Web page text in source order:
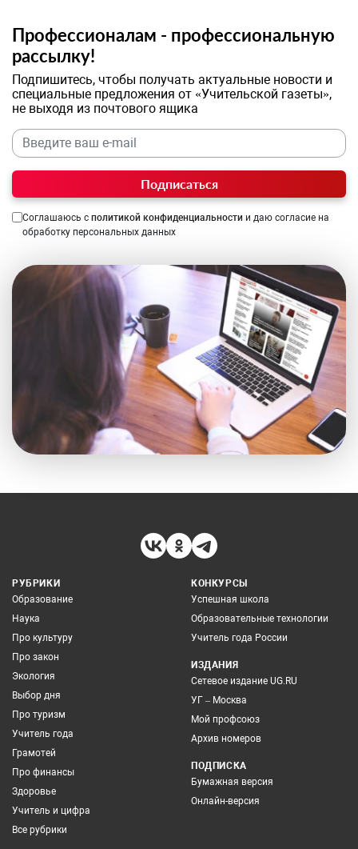
Профессионалам - профессиональную
рассылку!
Подпишитесь, чтобы получать актуальные новости и
специальные предложения от «Учительской газеты»,
не выходя из почтового ящика
Подписаться
Соглашаюсь с политикой конфиденциальности и даю согласие на
обработку персональных данных
РУБРИКИ
Образование
Наука
Про культуру
Про закон
Экология
Выбор дня
Про туризм
Учитель года
Грамотей
Про финансы
Здоровье
Учитель и цифра
Все рубрики
КОНКУРСЫ
Успешная школа
Образовательные технологии
Учитель года России
ИЗДАНИЯ
Сетевое издание UG.RU
УГ – Москва
Мой профсоюз
Архив номеров
ПОДПИСКА
Бумажная версия
Онлайн-версия